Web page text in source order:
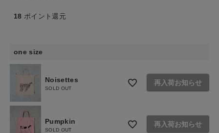
ブランド
全ての商品
CONTENTS
特集
お問い合わせ
18 ポイント還元
one size
Noisettes
SOLD OUT
再入荷お知らせ
Pumpkin
SOLD OUT
再入荷お知らせ